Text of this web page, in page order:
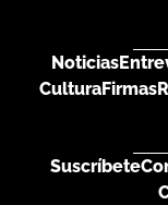
Noticias
CulturaFirmas
Suscríbete